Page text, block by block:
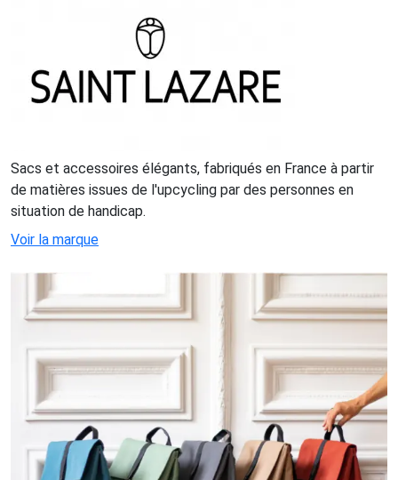
Sacs et accessoires élégants, fabriqués en France à partir
de matières issues de l'upcycling par des personnes en
situation de handicap.
Voir la marque